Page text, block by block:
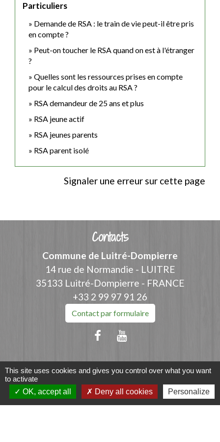
Particuliers
Demande de RSA : le train de vie peut-il être pris
en compte ?
Peut-on toucher le RSA quand on est à l'étranger
?
Quelles sont les ressources prises en compte
pour le calcul des droits au RSA ?
RSA demandeur de 25 ans et plus
RSA jeune actif
RSA jeunes parents
RSA parent isolé
Signaler une erreur sur cette page
Contacts
Commune de Luitré-Dompierre
14 rue de Normandie - LUITRE
35133 Luitré-Dompierre - FRANCE
+33 2 99 97 91 26
Contact par formulaire
Liens
Fougères Agglomération
Service Public
This site uses cookies and gives you control over what you want
to activate
OK, accept all
Deny all cookies Personalize